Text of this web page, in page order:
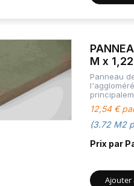
M x
Panneau
12,54 €
(3.72 M2
Prix par
Ajouter